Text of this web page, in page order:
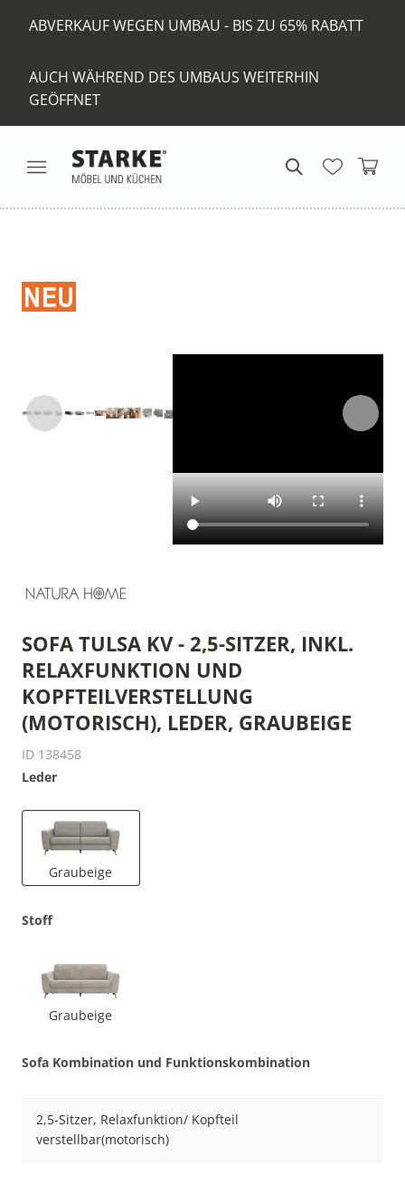
ABVERKAUF WEGEN UMBAU - BIS ZU 65% RABATT
AUCH WÄHREND DES UMBAUS WEITERHIN
GEÖFFNET
SOFA TULSA KV - 2,5-SITZER, INKL.
RELAXFUNKTION UND
KOPFTEILVERSTELLUNG
(MOTORISCH), LEDER, GRAUBEIGE
ID 138458
Leder
Graubeige
Stoff
Graubeige
Sofa Kombination und Funktionskombination
2,5-Sitzer, Relaxfunktion/ Kopfteil
verstellbar(motorisch)